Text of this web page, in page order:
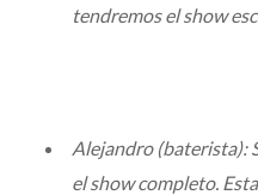
tendremos el show
Alejandro (baterista):
el show completo.